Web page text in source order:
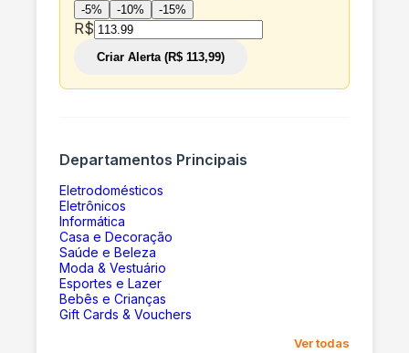
-5% -10% -15%
R$
Criar Alerta (R$ 113,99)
Departamentos Principais
Eletrodomésticos
Eletrônicos
Informática
Casa e Decoração
Saúde e Beleza
Moda & Vestuário
Esportes e Lazer
Bebês e Crianças
Gift Cards & Vouchers
Ver todas